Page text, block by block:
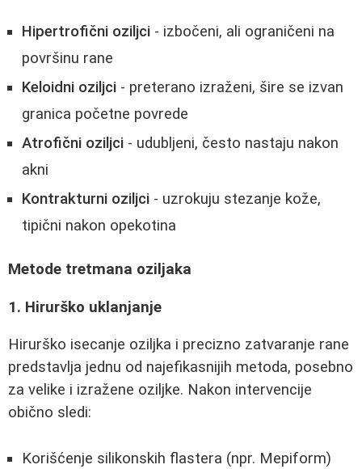
Hipertrofični oziljci - izbočeni, ali ograničeni na
površinu rane
Keloidni oziljci - preterano izraženi, šire se izvan
granica početne povrede
Atrofični oziljci - udubljeni, često nastaju nakon
akni
Kontrakturni oziljci - uzrokuju stezanje kože,
tipični nakon opekotina
Metode tretmana oziljaka
1. Hirurško uklanjanje
Hirurško isecanje oziljka i precizno zatvaranje rane
predstavlja jednu od najefikasnijih metoda, posebno
za velike i izražene oziljke. Nakon intervencije
obično sledi:
Korišćenje silikonskih flastera (npr. Mepiform)